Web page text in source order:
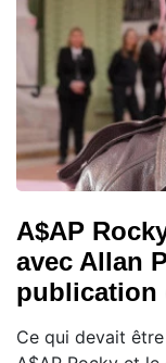
A$AP
avec Allan
publication
Ce qui devait